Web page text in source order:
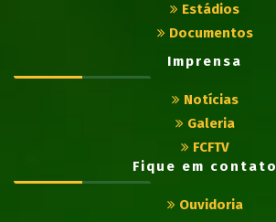
Estádios
Documentos
Imprensa
Notícias
Galeria
FCFTV
Fique em contato
Ouvidoria